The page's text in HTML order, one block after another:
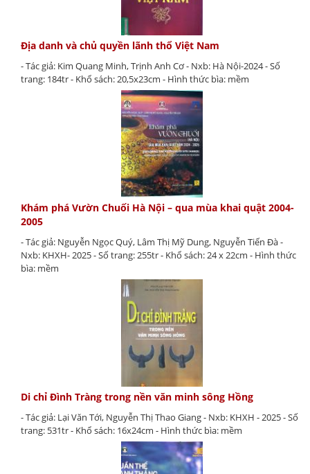
Địa danh và chủ quyền lãnh thổ Việt Nam
- Tác giả: Kim Quang Minh, Trịnh Anh Cơ - Nxb: Hà Nội-2024 - Số
trang: 184tr - Khổ sách: 20,5x23cm - Hình thức bìa: mềm
Khám phá Vườn Chuối Hà Nội – qua mùa khai quật 2004-
2005
- Tác giả: Nguyễn Ngọc Quý, Lâm Thị Mỹ Dung, Nguyễn Tiến Đà -
Nxb: KHXH- 2025 - Số trang: 255tr - Khổ sách: 24 x 22cm - Hình thức
bìa: mềm
Di chỉ Đình Tràng trong nền văn minh sông Hồng
- Tác giả: Lại Văn Tới, Nguyễn Thị Thao Giang - Nxb: KHXH - 2025 - Số
trang: 531tr - Khổ sách: 16x24cm - Hình thức bìa: mềm